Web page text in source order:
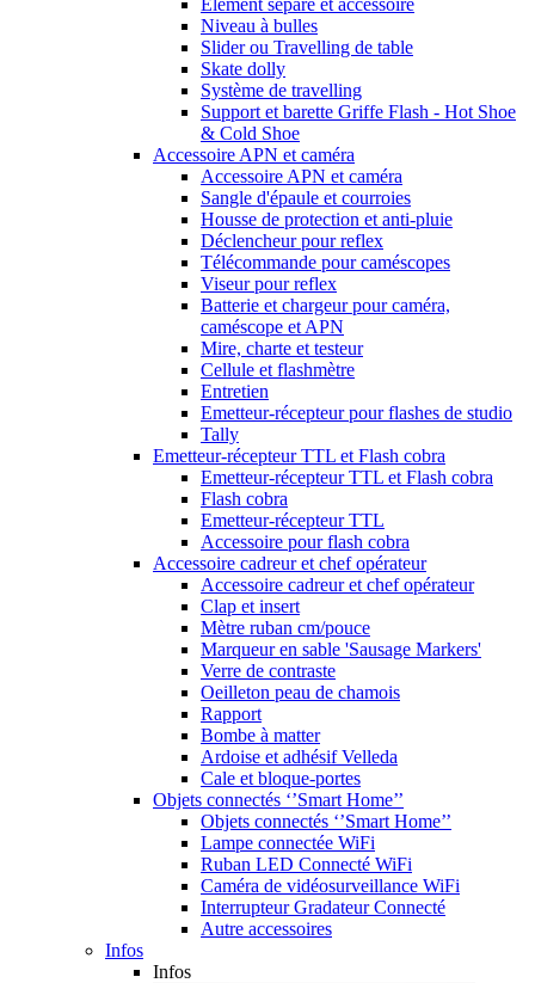
Elément séparé et accessoire
Niveau à bulles
Slider ou Travelling de table
Skate dolly
Système de travelling
Support et barette Griffe Flash - Hot Shoe
& Cold Shoe
Accessoire APN et caméra
Accessoire APN et caméra
Sangle d'épaule et courroies
Housse de protection et anti-pluie
Déclencheur pour reflex
Télécommande pour caméscopes
Viseur pour reflex
Batterie et chargeur pour caméra,
caméscope et APN
Mire, charte et testeur
Cellule et flashmètre
Entretien
Emetteur-récepteur pour flashes de studio
Tally
Emetteur-récepteur TTL et Flash cobra
Emetteur-récepteur TTL et Flash cobra
Flash cobra
Emetteur-récepteur TTL
Accessoire pour flash cobra
Accessoire cadreur et chef opérateur
Accessoire cadreur et chef opérateur
Clap et insert
Mètre ruban cm/pouce
Marqueur en sable 'Sausage Markers'
Verre de contraste
Oeilleton peau de chamois
Rapport
Bombe à matter
Ardoise et adhésif Velleda
Cale et bloque-portes
Objets connectés ‘’Smart Home’’
Objets connectés ‘’Smart Home’’
Lampe connectée WiFi
Ruban LED Connecté WiFi
Caméra de vidéosurveillance WiFi
Interrupteur Gradateur Connecté
Autre accessoires
Infos
Infos